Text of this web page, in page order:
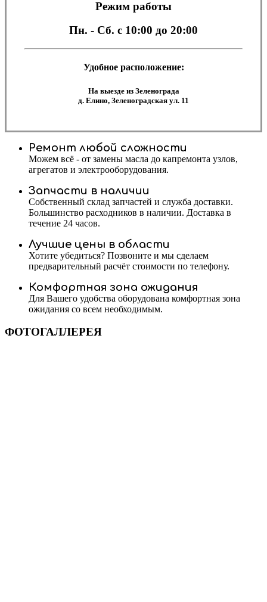
Режим работы
Пн. - Сб. с 10:00 до 20:00
Удобное расположение:
На выезде из Зеленограда
д. Елино, Зеленоградская ул. 11
Ремонт любой сложности
Можем всё - от замены масла до капремонта узлов,
агрегатов и электрооборудования.
Запчасти в наличии
Собственный склад запчастей и служба доставки.
Большинство расходников в наличии. Доставка в
течение 24 часов.
Лучшие цены в области
Хотите убедиться? Позвоните и мы сделаем
предварительный расчёт стоимости по телефону.
Комфортная зона ожидания
Для Вашего удобства оборудована комфортная зона
ожидания со всем необходимым.
ФОТОГАЛЛЕРЕЯ